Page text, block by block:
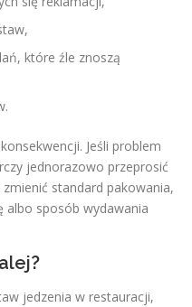
które źle znoszą
Jeśli problem
jednorazowo przeprosić
standard pakowania,
sposób wydawania
jedzenia w restauracji,